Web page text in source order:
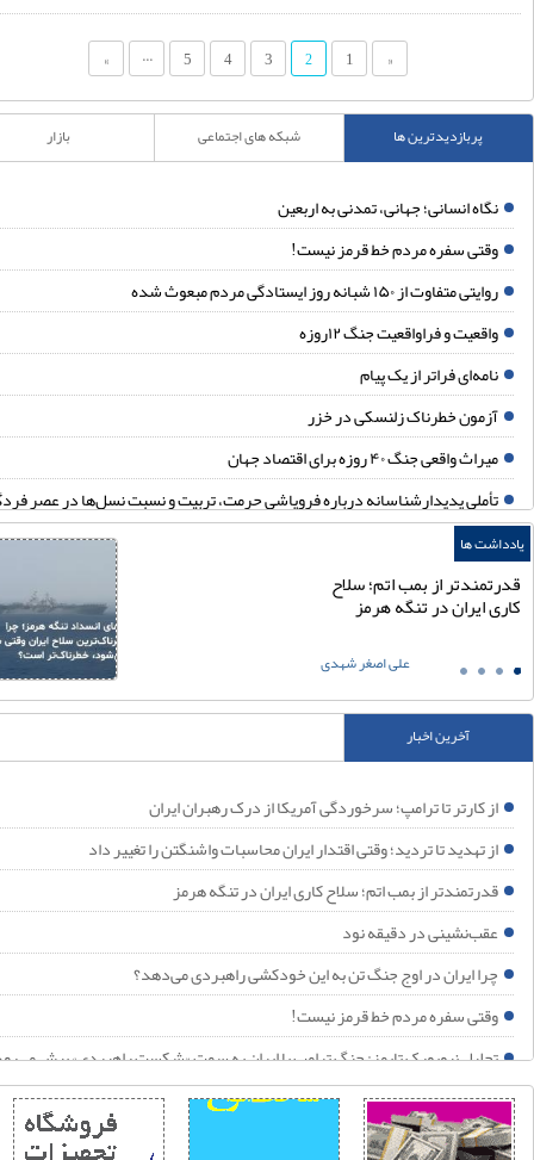
1
2
3
4
5
...
»
پربازدیدترین ها شبکه های اجتماعی
انسانی؛ جهانی، تمدنی به اربعین
سفره مردم خط قرمز نیست!
متفاوت از ۱۵۰ شبانه روز ایستادگی مردم مبعوث شده
و فراواقعیت جنگ ۱۲روزه
فراتر از یک پیام
خطرناک زلنسکی در خزر
واقعی جنگ ۴۰ روزه برای اقتصاد جهان
پدیدارشناسانه درباره فروپاشی حرمت، تربیت و نسبت نسل‌ها در عصر فردگرایی
نقطه ثقل بازدارندگی ایران
در دقیقه نود
تهدید تا تردید؛ وقتی اقتدار ایران محاسبات واشنگتن را تغییر داد
با دلسوزان نظام
دوباره به پایین‌ترین رکورد محبوبیت خود رسید
آمریکا تغییر حکومت ایران بود؛ شکست خورد
حمله آمریکا به حشد الشعبی، جنگ فرسایشی با ایران را به یک جنگ منطقه‌ای تبدیل می‌کند؟
اسرائیل به شکل مستقیم وارد درگیری‌های کنونی با ایران نشده؟
تا ابد می‌ماند و هرگز شکست نمی‌خورد!
نیویورک تایمز: جنگ ترامپ با ایران به سمت «شکست راهبردی» پیش می‌رود
۲۰۲۶؛ آینه افول نظم آمریکایی
ها
از بمب اتم؛ سلاح
ایران در تنگه هرمز
علی اصغر شهدی
آخرین اخبار
کارتر تا ترامپ؛ سرخوردگی آمریکا از درک رهبران ایران
تهدید تا تردید؛ وقتی اقتدار ایران محاسبات واشنگتن را تغییر داد
از بمب اتم؛ سلاح کاری ایران در تنگه هرمز
در دقیقه نود
ایران در اوج جنگ تن به این خودکشی راهبردی می‌دهد؟
سفره مردم خط قرمز نیست!
نیویورک تایمز: جنگ ترامپ با ایران به سمت «شکست راهبردی» پیش می‌رود
انسانی؛ جهانی، تمدنی به اربعین
۲۰۲۶؛ آینه افول نظم آمریکایی